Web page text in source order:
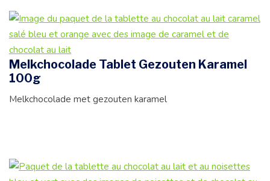
Melkchocolade Tablet Gezouten Karamel
100g
Melkchocolade met gezouten karamel